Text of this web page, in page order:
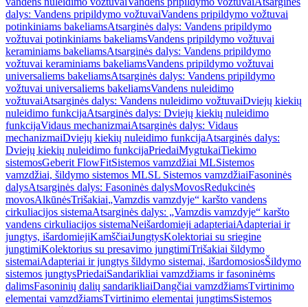
dalys: Vandens pripildymo vožtuvaiVandens pripildymo vožtuvai
potinkiniams bakeliamsAtsarginės dalys: Vandens pripildymo
vožtuvai potinkiniams bakeliamsVandens pripildymo vožtuvai
keraminiams bakeliamsAtsarginės dalys: Vandens pripildymo
vožtuvai keraminiams bakeliamsVandens pripildymo vožtuvai
universaliems bakeliamsAtsarginės dalys: Vandens pripildymo
vožtuvai universaliems bakeliamsVandens nuleidimo
vožtuvaiAtsarginės dalys: Vandens nuleidimo vožtuvaiDviejų kiekių
nuleidimo funkcijaAtsarginės dalys: Dviejų kiekių nuleidimo
funkcijaVidaus mechanizmaiAtsarginės dalys: Vidaus
mechanizmaiDviejų kiekių nuleidimo funkcijaAtsarginės dalys:
Dviejų kiekių nuleidimo funkcijaPriedaiMygtukaiTiekimo
sistemosGeberit FlowFitSistemos vamzdžiai MLSistemos
vamzdžiai, šildymo sistemos MLSL Sistemos vamzdžiaiFasoninės
dalysAtsarginės dalys: Fasoninės dalysMovosRedukcinės
movosAlkūnėsTrišakiai„Vamzdis vamzdyje“ karšto vandens
cirkuliacijos sistemaAtsarginės dalys: „Vamzdis vamzdyje“ karšto
vandens cirkuliacijos sistemaNeišardomieji adapteriaiAdapteriai ir
jungtys, išardomiejiKamščiaiJungtysKolektoriai su sriegine
jungtimiKolektorius su presavimo jungtimiTrišakiai šildymo
sistemaiAdapteriai ir jungtys šildymo sistemai, išardomosiosŠildymo
sistemos jungtysPriedaiSandarikliai vamzdžiams ir fasoninėms
dalimsFasoninių dalių sandarikliaiDangčiai vamzdžiamsTvirtinimo
elementai vamzdžiamsTvirtinimo elementai jungtimsSistemos